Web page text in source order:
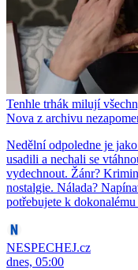
Tenhle trhák milují
Nova z archivu
Nedělní odpoledne je
usadili a nechali se
vydechnout. Žánr?
nostalgie. Nálada?
potřebujete k
NESPECHEJ.cz
dnes, 05:00